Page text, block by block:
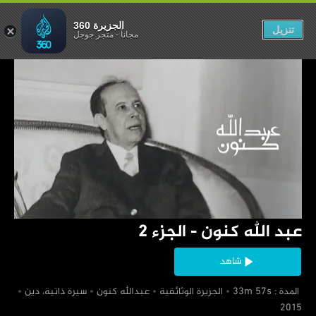
‏عبد الله كنون - الجزء 2
شاهد
‏ المدة : 33m 57s
‏الجزيرة الوثائقية ‏عبدالله كنون
‏سيرة ذاتية، دين
كنون - الجزء 2
الجزيرة 360
مجاناً-متجر جوجل تنزيل